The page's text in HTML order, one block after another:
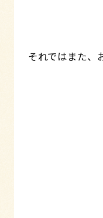
それではまた、